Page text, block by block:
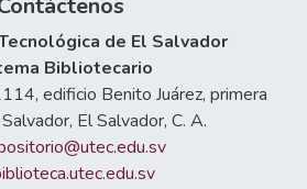
de El Salvador
Bibliotecario
edificio Benito Juárez, primera
El Salvador, C. A.